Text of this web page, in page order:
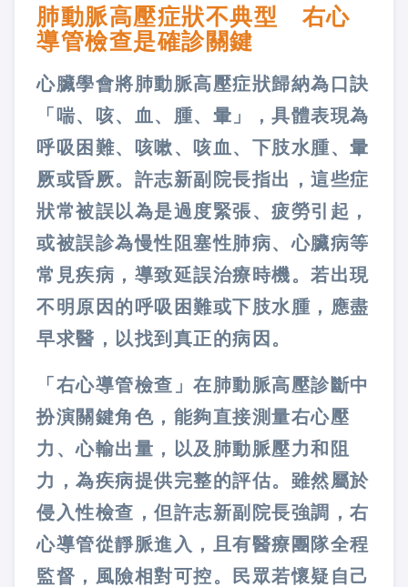
肺動脈高壓症狀不典型 右心
導管檢查是確診關鍵
心臟學會將肺動脈高壓症狀歸納為口訣
「喘、咳、血、腫、暈」，具體表現為
呼吸困難、咳嗽、咳血、下肢水腫、暈
厥或昏厥。許志新副院長指出，這些症
狀常被誤以為是過度緊張、疲勞引起，
或被誤診為慢性阻塞性肺病、心臟病等
常見疾病，導致延誤治療時機。若出現
不明原因的呼吸困難或下肢水腫，應盡
早求醫，以找到真正的病因。
「右心導管檢查」在肺動脈高壓診斷中
扮演關鍵角色，能夠直接測量右心壓
力、心輸出量，以及肺動脈壓力和阻
力，為疾病提供完整的評估。雖然屬於
侵入性檢查，但許志新副院長強調，右
心導管從靜脈進入，且有醫療團隊全程
監督，風險相對可控。民眾若懷疑自己